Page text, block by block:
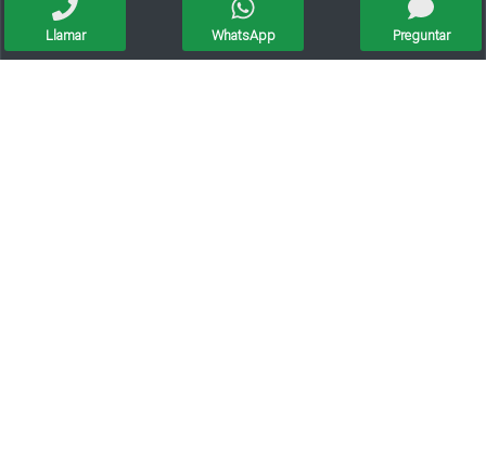
Llamar WhatsApp Preguntar